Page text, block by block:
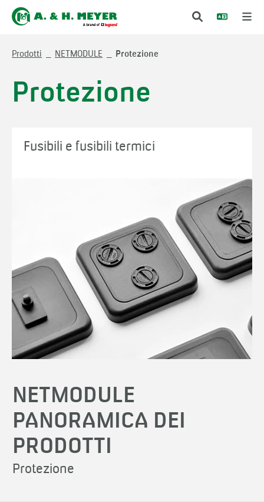
Prodotti NETMODULE Protezione
Protezione
Fusibili e fusibili termici
NETMODULE
PANORAMICA DEI
PRODOTTI
Protezione